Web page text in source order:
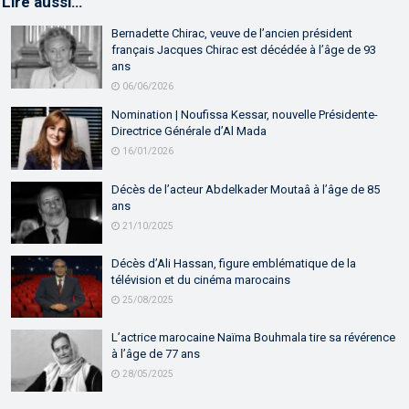
Bernadette Chirac, veuve de l’ancien président
français Jacques Chirac est décédée à l’âge de 93
ans
06/06/2026
Nomination | Noufissa Kessar, nouvelle Présidente-
Directrice Générale d’Al Mada
16/01/2026
Décès de l’acteur Abdelkader Moutaâ à l’âge de 85
ans
21/10/2025
Décès d’Ali Hassan, figure emblématique de la
télévision et du cinéma marocains
25/08/2025
L’actrice marocaine Naïma Bouhmala tire sa révérence
à l’âge de 77 ans
28/05/2025